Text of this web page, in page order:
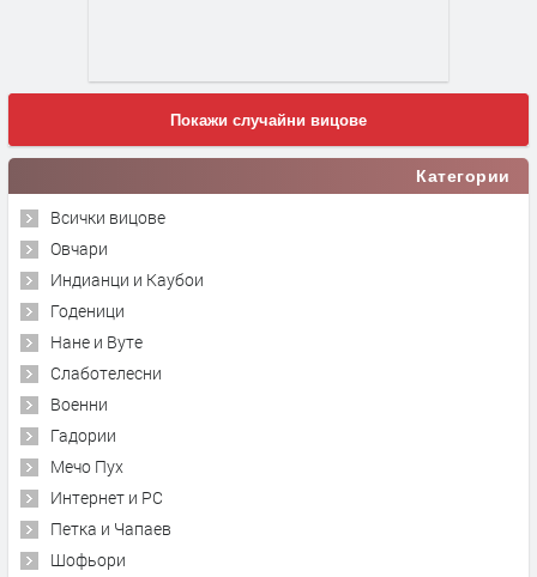
Покажи случайни вицове
Категории
Всички вицове
Овчари
Индианци и Каубои
Годеници
Нане и Вуте
Слаботелесни
Военни
Гадории
Мечо Пух
Интернет и PC
Петка и Чапаев
Шофьори